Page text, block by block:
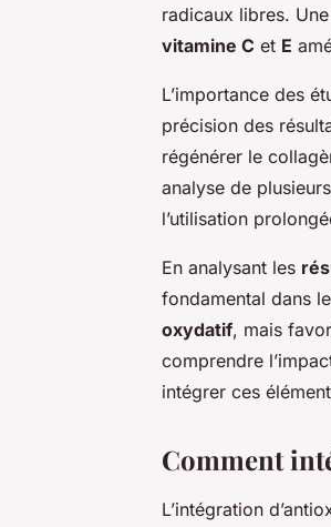
radicaux libres.
vitamine C et E
L’importance des
précision des
régénérer le
analyse de
l’utilisation
En analysant les
fondamental dans
oxydatif, mais
comprendre
intégrer ces
Comment
L’intégration